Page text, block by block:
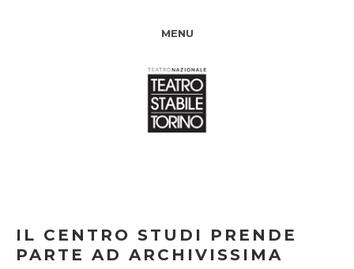
MENU
IL CENTRO STUDI PRENDE
PARTE AD ARCHIVISSIMA